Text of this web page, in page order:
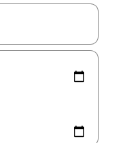
les flèches vers le